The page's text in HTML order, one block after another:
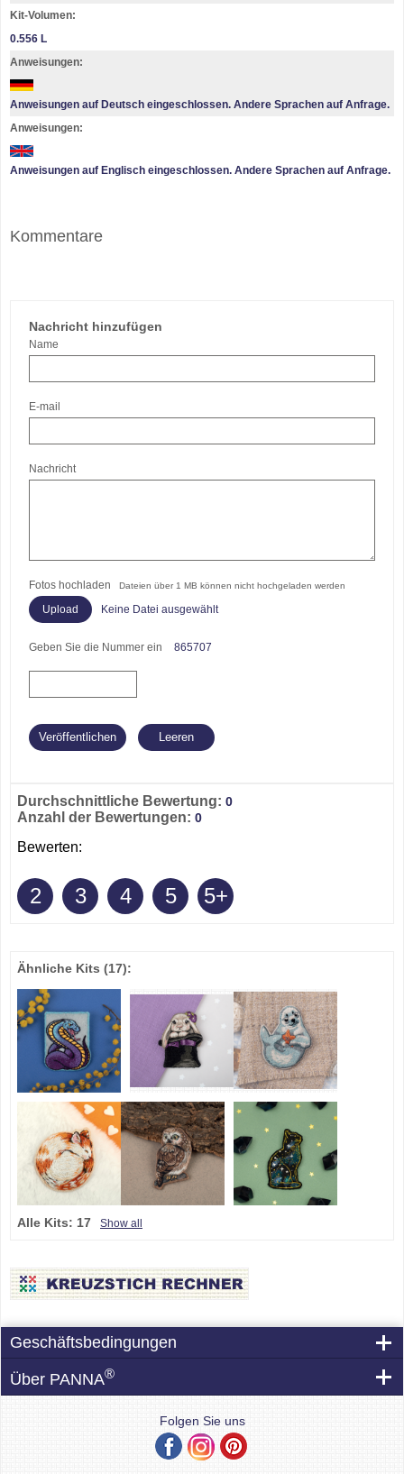
Kit-Volumen:
0.556 L
Anweisungen:
Anweisungen auf Deutsch eingeschlossen. Andere Sprachen auf Anfrage.
Anweisungen:
Anweisungen auf Englisch eingeschlossen. Andere Sprachen auf Anfrage.
Kommentare
Nachricht hinzufügen
Name
E-mail
Nachricht
Fotos hochladen Dateien über 1 MB können nicht hochgeladen werden
Keine Datei ausgewählt
Geben Sie die Nummer ein 865707
Durchschnittliche Bewertung: 0
Anzahl der Bewertungen: 0
Bewerten:
2 3 4 5 5+
Ähnliche Kits (17):
Alle Kits: 17 Show all
Geschäftsbedingungen
Über PANNA®
Folgen Sie uns